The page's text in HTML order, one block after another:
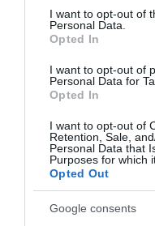
consent section.
I want to opt-out of
Personal Data.
Opted In
I want to opt-out of
Personal Data for
Opted In
I want to opt-out of
Retention, Sale,
Personal Data that
Purposes for which
Opted Out
Google consents
Vár Titeket a
legszebb városkái.
között megbúvó tó
látogassatok el a
fel a közeli csúcsokra,
7. Cinque Terre
Ha a városok, és a
tenger legszebb